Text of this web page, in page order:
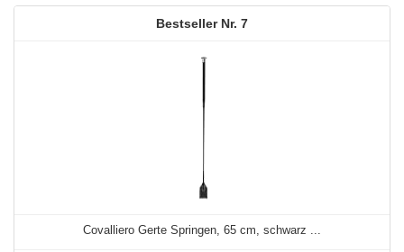
7
Covalliero Gerte Springen, 65 cm, schwarz ...